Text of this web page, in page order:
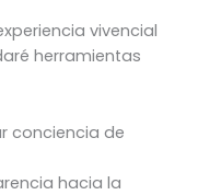
vivencial
herramientas
conciencia de
hacia la